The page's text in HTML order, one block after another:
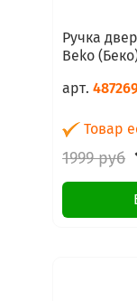
Ручка
Beko
арт.
Товар
1999 руб